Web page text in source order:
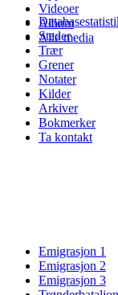
Videoer
Album
Alle media
Steder
Trær
Grener
Notater
Kilder
Arkiver
Bokmerker
Ta kontakt
Emigrasjon 1
Emigrasjon 2
Emigrasjon 3